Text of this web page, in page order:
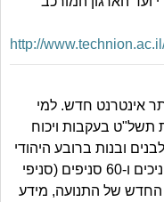
http://
אינטרנט חדש. למי
תשל"ט בעקבות ויכוח
ובנות ברובע היהודי
בירושלים. כיום מונה התנועה כ-5000 חניכים ו-60 סניפים (סניפי
החדש של התנועה, מידע